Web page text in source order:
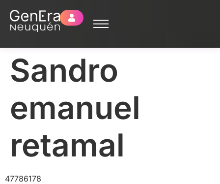
Sandro
emanuel
retamal
47786178